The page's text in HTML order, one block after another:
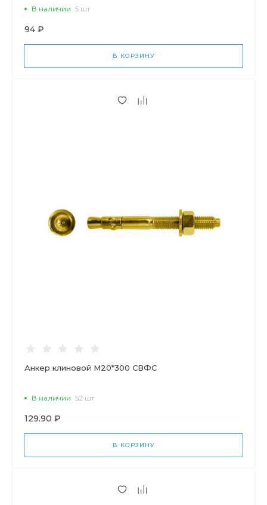
В наличии 5 шт
94 ₽
В КОРЗИНУ
Анкер клиновой М20*300 СВФС
В наличии 52 шт
129.90 ₽
В КОРЗИНУ